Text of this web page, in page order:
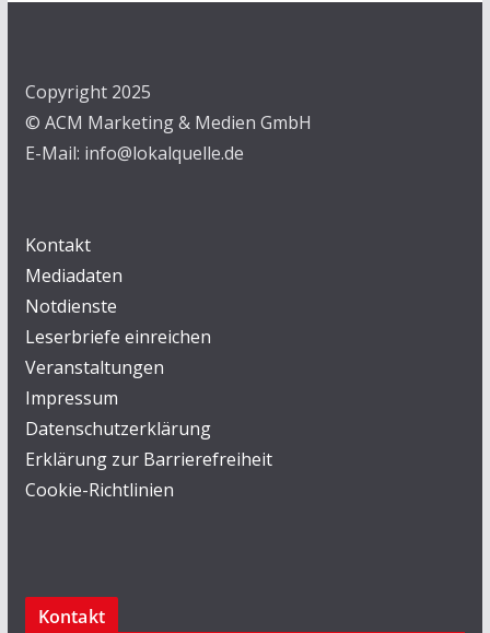
Copyright 2025
© ACM Marketing & Medien GmbH
E-Mail: info@lokalquelle.de
Kontakt
Mediadaten
Notdienste
Leserbriefe einreichen
Veranstaltungen
Impressum
Datenschutzerklärung
Erklärung zur Barrierefreiheit
Cookie-Richtlinien
Kontakt